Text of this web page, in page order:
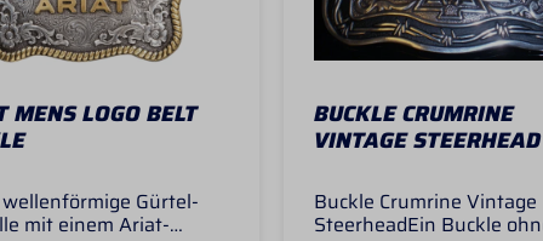
MENS LOGO BELT
Gürtel-
mit einem Ariat-
BUCKLE CRUMRINE
VINTAGE STEERHEAD
Buckle Crumrine Vintage
SteerheadEin Buckle